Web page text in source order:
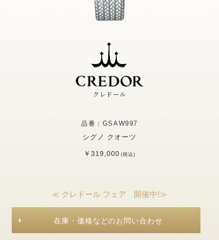
クレドール
品番：GSAW997
シグノ クオーツ
￥319,000(税込)
≪ クレドール フェア 開催中!≫
在庫・価格などのお問い合わせ